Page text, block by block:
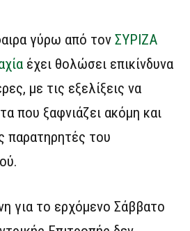
γύρω από τον ΣΥΡΙΖΑ
έχει θολώσει επικίνδυνα
με τις εξελίξεις να
που ξαφνιάζει ακόμη και
παρατηρητές του
για το ερχόμενο Σάββατο